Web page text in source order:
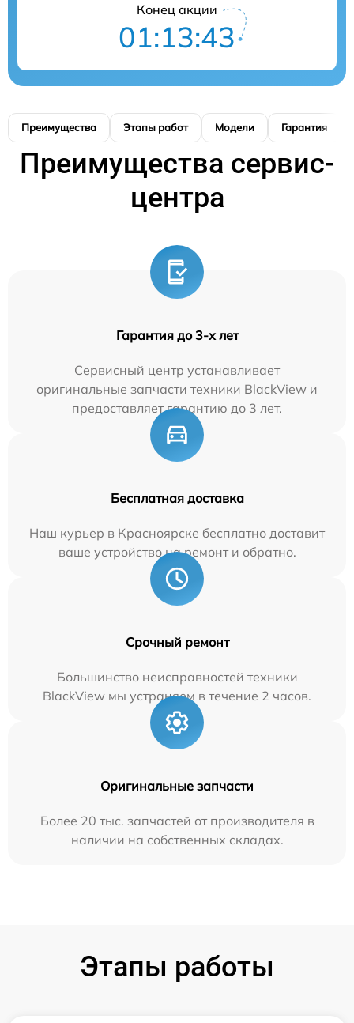
Конец акции
01:13:42
Преимущества Этапы работ Модели Гарантия
Преимущества сервис-
центра
Гарантия до 3-х лет
Сервисный центр устанавливает
оригинальные запчасти техники BlackView и
предоставляет гарантию до 3 лет.
Бесплатная доставка
Наш курьер в Красноярске бесплатно доставит
ваше устройство на ремонт и обратно.
Срочный ремонт
Большинство неисправностей техники
BlackView мы устраняем в течение 2 часов.
Оригинальные запчасти
Более 20 тыс. запчастей от производителя в
наличии на собственных складах.
Этапы работы